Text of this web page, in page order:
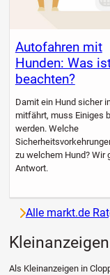
Autofahren mit
Hunden: Was
beachten?
Damit ein Hund sicher
mitfährt, muss Einiges
werden. Welche
zu welchem Hund? Wir
Antwort.
Alle markt.de
Als Kleinanzeigen in